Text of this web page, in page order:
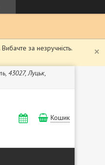
за незручність.
43027, Луцьк,
Кошик